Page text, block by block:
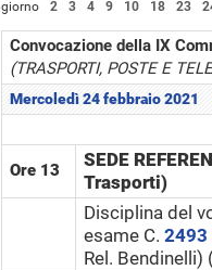
giorno 2 3 4 9 10 18 23
Convocazione della IX
(TRASPORTI, POSTE E
Mercoledì 24 febbraio 2021
Ore 13
SEDE
Trasporti)
Disciplina del
esame C. 2493
Rel.